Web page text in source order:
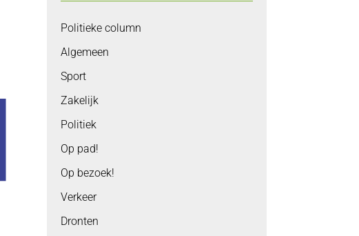
Politieke column
Algemeen
Sport
Zakelijk
Politiek
Op pad!
Op bezoek!
Verkeer
Dronten